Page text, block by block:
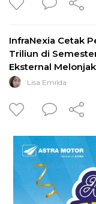
InfraNexia Cetak
Triliun di
Eksternal
Lisa Emilda